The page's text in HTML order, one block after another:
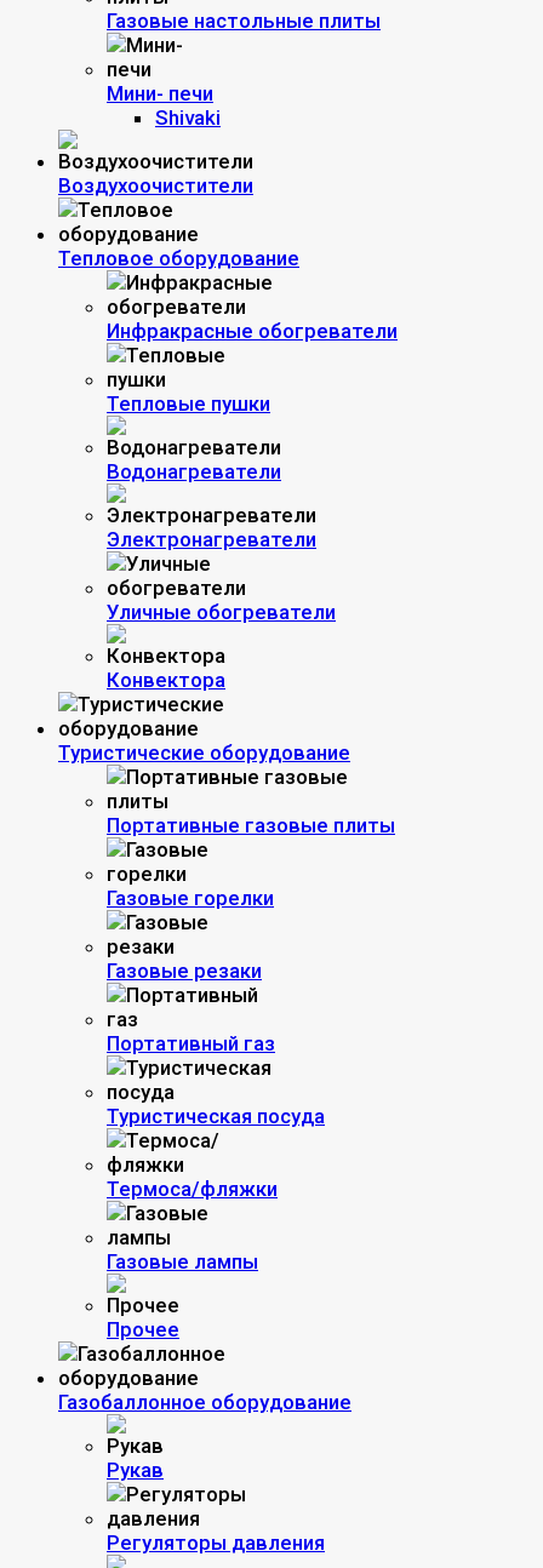
Газовые настольные плиты
Мини- печи
Shivaki
Воздухоочистители
Тепловое оборудование
Инфракрасные обогреватели
Тепловые пушки
Водонагреватели
Электронагреватели
Уличные обогреватели
Конвектора
Туристические оборудование
Портативные газовые плиты
Газовые горелки
Газовые резаки
Портативный газ
Туристическая посуда
Термоса/фляжки
Газовые лампы
Прочее
Газобаллонное оборудование
Рукав
Регуляторы давления